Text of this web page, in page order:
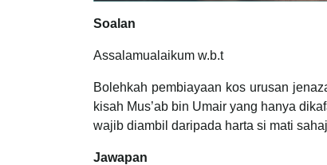
Soalan
Assalamualaikum w.b.t
Bolehkah pembiayaan kos urusan
kisah Mus’ab bin Umair yang hanya
wajib diambil daripada harta si mati
Jawapan